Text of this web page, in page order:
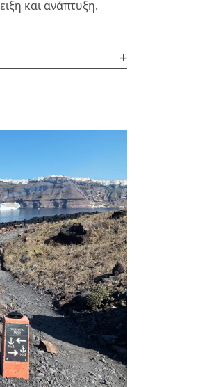
και ανάπτυξη.
+